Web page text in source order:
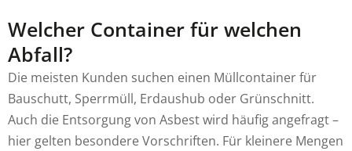
Welcher Container für welchen
Abfall?
Die meisten Kunden suchen einen Müllcontainer für
Bauschutt, Sperrmüll, Erdaushub oder Grünschnitt.
Auch die Entsorgung von Asbest wird häufig angefragt –
hier gelten besondere Vorschriften. Für kleinere Mengen